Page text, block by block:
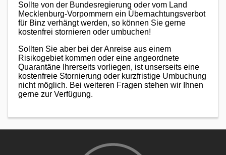
Sollte von der Bundesregierung oder vom Land
Mecklenburg-Vorpommern ein Übernachtungsverbot
für Binz verhängt werden, so können Sie gerne
kostenfrei stornieren oder umbuchen!
Sollten Sie aber bei der Anreise aus einem
Risikogebiet kommen oder eine angeordnete
Quarantäne Ihrerseits vorliegen, ist unserseits eine
kostenfreie Stornierung oder kurzfristige Umbuchung
nicht möglich. Bei weiteren Fragen stehen wir Ihnen
gerne zur Verfügung.